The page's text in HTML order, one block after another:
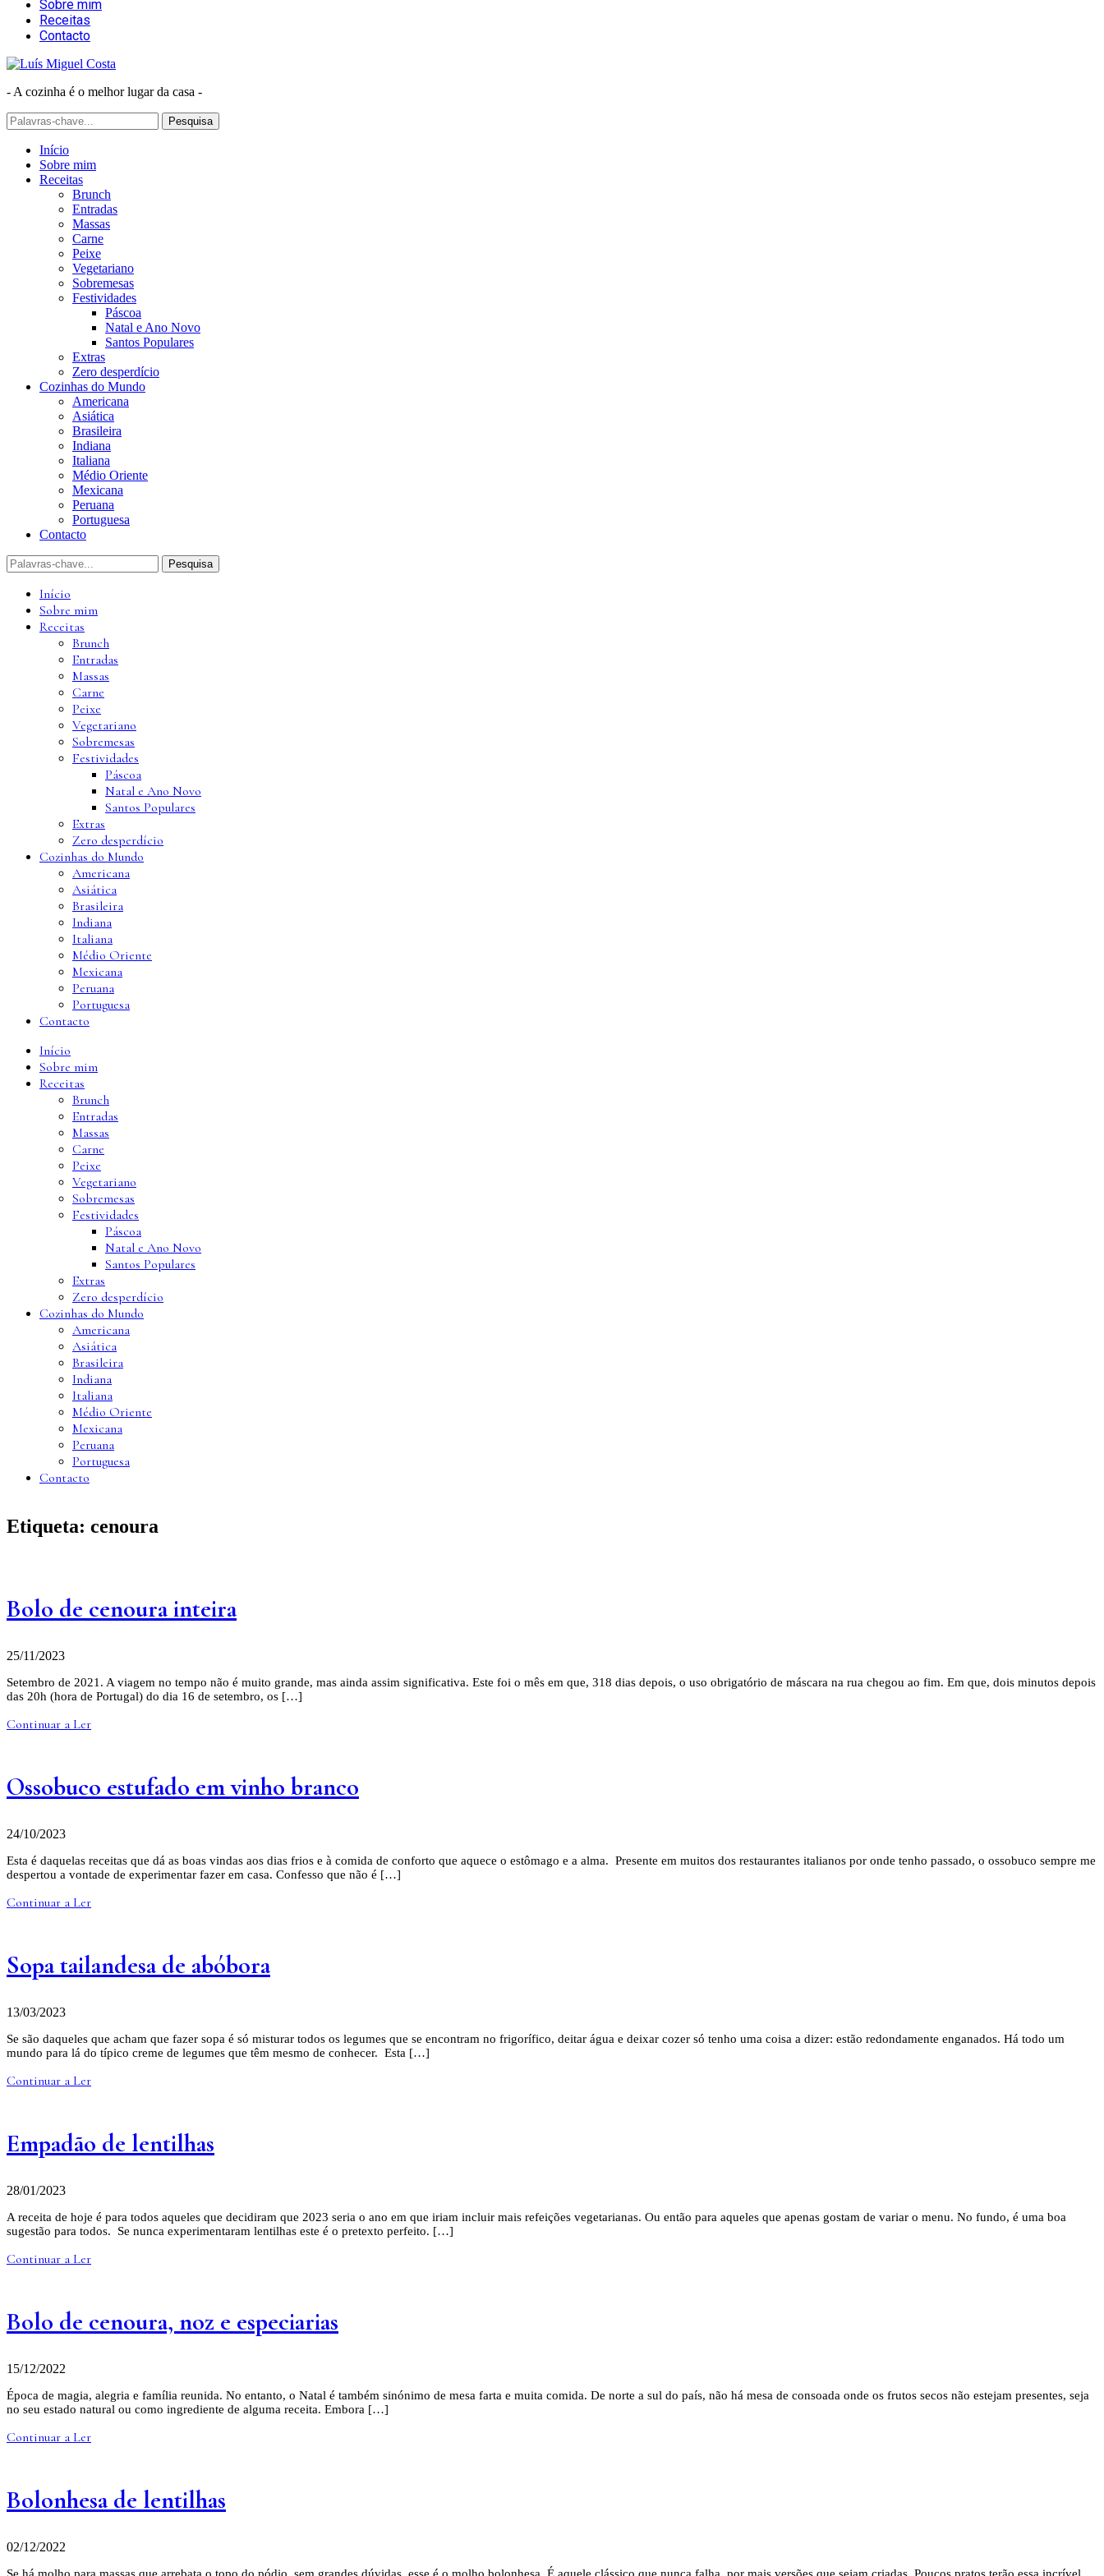
Sobre mim
Receitas
Contacto
- A cozinha é o melhor lugar da casa -
Início
Sobre mim
Receitas
Brunch
Entradas
Massas
Carne
Peixe
Vegetariano
Sobremesas
Festividades
Páscoa
Natal e Ano Novo
Santos Populares
Extras
Zero desperdício
Cozinhas do Mundo
Americana
Asiática
Brasileira
Indiana
Italiana
Médio Oriente
Mexicana
Peruana
Portuguesa
Contacto
Início
Sobre mim
Receitas
Brunch
Entradas
Massas
Carne
Peixe
Vegetariano
Sobremesas
Festividades
Páscoa
Natal e Ano Novo
Santos Populares
Extras
Zero desperdício
Cozinhas do Mundo
Americana
Asiática
Brasileira
Indiana
Italiana
Médio Oriente
Mexicana
Peruana
Portuguesa
Contacto
Início
Sobre mim
Receitas
Brunch
Entradas
Massas
Carne
Peixe
Vegetariano
Sobremesas
Festividades
Páscoa
Natal e Ano Novo
Santos Populares
Extras
Zero desperdício
Cozinhas do Mundo
Americana
Asiática
Brasileira
Indiana
Italiana
Médio Oriente
Mexicana
Peruana
Portuguesa
Contacto
Etiqueta: cenoura
Bolo de cenoura inteira
25/11/2023
Setembro de 2021. A viagem no tempo não é muito grande, mas ainda assim significativa. Este foi o mês em que, 318 dias depois, o uso obrigatório de máscara na rua chegou ao fim. Em que, dois minutos depois
das 20h (hora de Portugal) do dia 16 de setembro, os […]
Continuar a Ler
Ossobuco estufado em vinho branco
24/10/2023
Esta é daquelas receitas que dá as boas vindas aos dias frios e à comida de conforto que aquece o estômago e a alma. Presente em muitos dos restaurantes italianos por onde tenho passado, o ossobuco sempre me
despertou a vontade de experimentar fazer em casa. Confesso que não é […]
Continuar a Ler
Sopa tailandesa de abóbora
13/03/2023
Se são daqueles que acham que fazer sopa é só misturar todos os legumes que se encontram no frigorífico, deitar água e deixar cozer só tenho uma coisa a dizer: estão redondamente enganados. Há todo um
mundo para lá do típico creme de legumes que têm mesmo de conhecer. Esta […]
Continuar a Ler
Empadão de lentilhas
28/01/2023
A receita de hoje é para todos aqueles que decidiram que 2023 seria o ano em que iriam incluir mais refeições vegetarianas. Ou então para aqueles que apenas gostam de variar o menu. No fundo, é uma boa
sugestão para todos. Se nunca experimentaram lentilhas este é o pretexto perfeito. […]
Continuar a Ler
Bolo de cenoura, noz e especiarias
15/12/2022
Época de magia, alegria e família reunida. No entanto, o Natal é também sinónimo de mesa farta e muita comida. De norte a sul do país, não há mesa de consoada onde os frutos secos não estejam presentes, seja
no seu estado natural ou como ingrediente de alguma receita. Embora […]
Continuar a Ler
Bolonhesa de lentilhas
02/12/2022